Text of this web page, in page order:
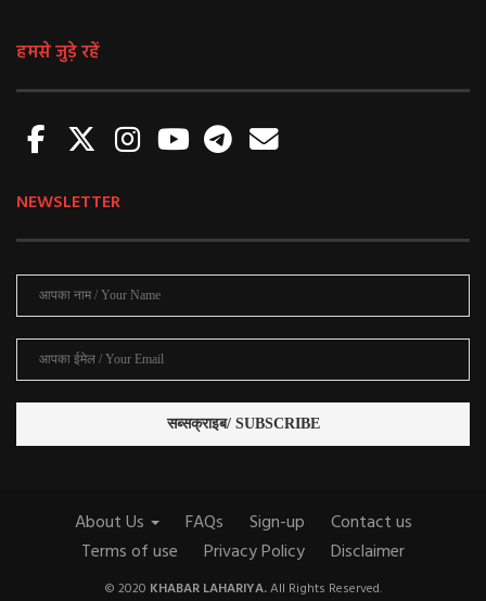
हमसे जुड़े रहें
NEWSLETTER
About Us FAQs Sign-up
Contact us
Terms of use
Privacy Policy Disclaimer
© 2020 KHABAR LAHARIYA.All Rights Reserved.